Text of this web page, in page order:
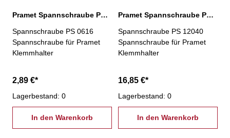
Pramet Spannschraube PS 0616
Spannschraube PS 0616
Spannschraube für Pramet
Klemmhalter
2,89 €*
Lagerbestand: 0
In den Warenkorb
Pramet Spannschraube PS 12040
Spannschraube PS 12040
Spannschraube für Pramet
Klemmhalter
16,85 €*
Lagerbestand: 0
In den Warenkorb